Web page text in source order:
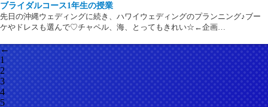
ブライダルコース1年生の授業
先日の沖縄ウェディングに続き、ハワイウェディングのプランニング♪ブー
ケやドレスも選んで♡チャペル、海、とってもきれい☆←企画…
←
1
2
3
4
5